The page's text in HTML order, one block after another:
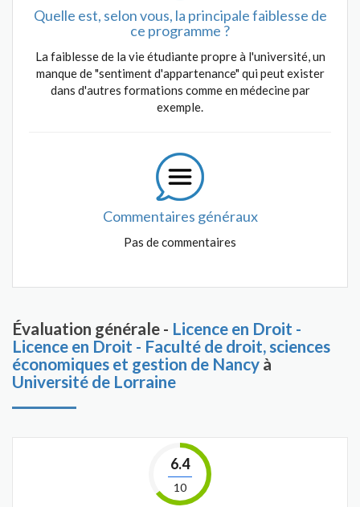
Quelle est, selon vous, la principale faiblesse de
ce programme ?
La faiblesse de la vie étudiante propre à l'université, un
manque de "sentiment d'appartenance" qui peut exister
dans d'autres formations comme en médecine par
exemple.
Commentaires généraux
Pas de commentaires
Évaluation générale - Licence en Droit -
Licence en Droit - Faculté de droit, sciences
économiques et gestion de Nancy à
Université de Lorraine
6.4
10